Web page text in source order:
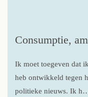
Consumptie,
Ik moet toegeven dat
heb ontwikkeld tegen
politieke nieuws. Ik